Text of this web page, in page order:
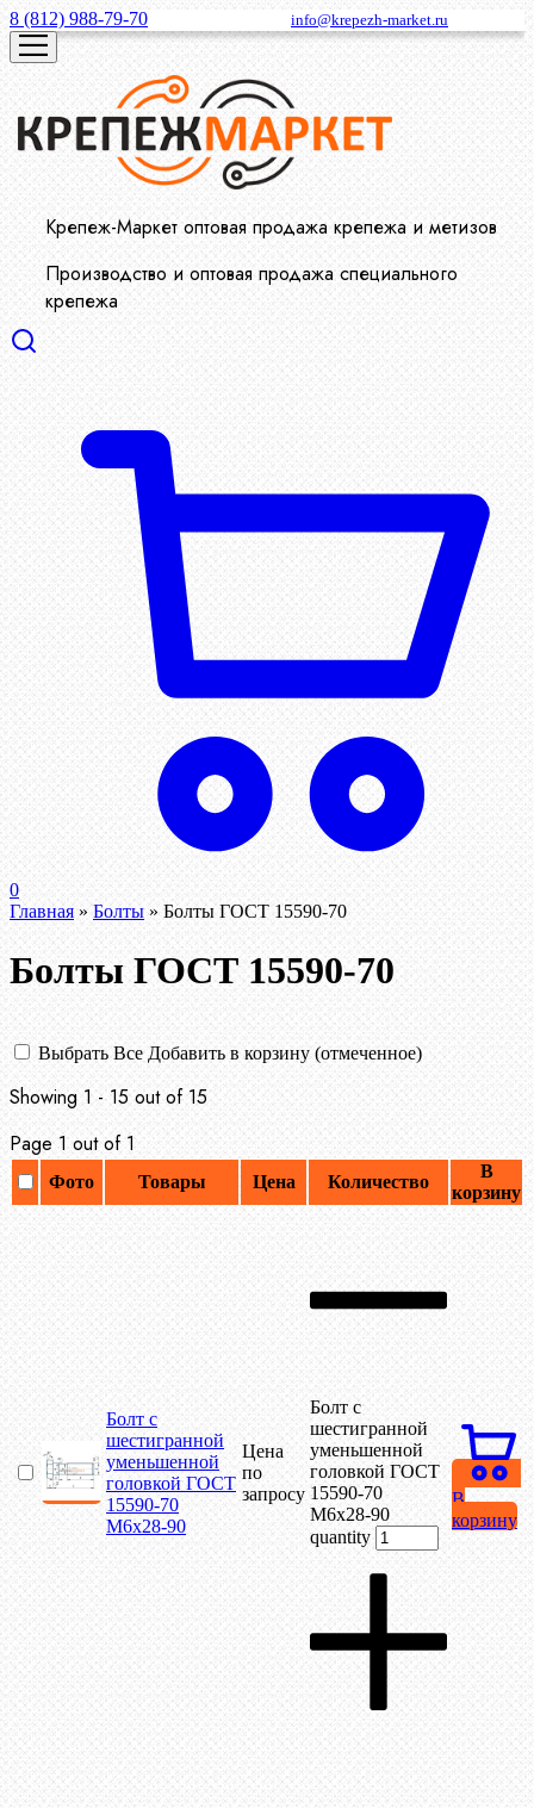
8 (812) 988-79-70 info@krepezh-market.ru
Крепеж-Маркет оптовая продажа крепежа и метизов
Производство и оптовая продажа специального
крепежа
0
Главная » Болты » Болты ГОСТ 15590-70
Болты ГОСТ 15590-70
Выбрать Все Добавить в корзину (отмеченное)
Showing 1 - 15 out of 15
Page 1 out of 1
Фото Товары Цена Количество
В
корзину
Болт с
шестигранной
уменьшенной
головкой ГОСТ
15590-70
М6х28-90
Цена
по
запросу
Болт с
шестигранной
уменьшенной
головкой ГОСТ
15590-70
М6х28-90
quantity
В
корзину